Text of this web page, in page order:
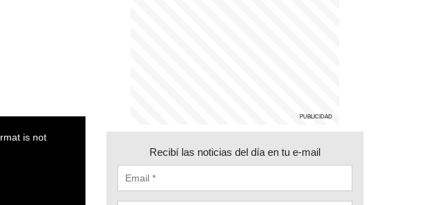
Recibí las noticias del día en tu e-mail